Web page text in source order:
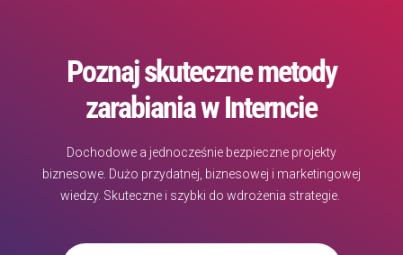
Poznaj skuteczne metody
zarabiania w Interncie
Dochodowe a jednocześnie bezpieczne projekty
biznesowe. Dużo przydatnej, biznesowej i marketingowej
wiedzy. Skuteczne i szybki do wdrożenia strategie.